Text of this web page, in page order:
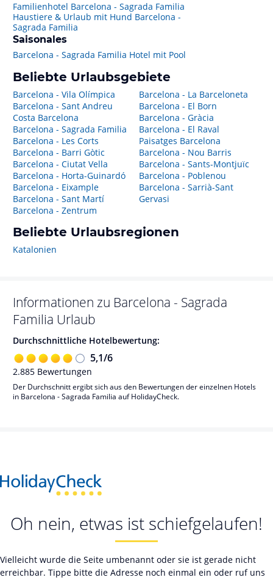
Familienhotel Barcelona - Sagrada Familia
Haustiere & Urlaub mit Hund Barcelona -
Sagrada Familia
Saisonales
Barcelona - Sagrada Familia Hotel mit Pool
Beliebte Urlaubsgebiete
Barcelona - Vila Olímpica
Barcelona - Sant Andreu
Costa Barcelona
Barcelona - Sagrada Familia
Barcelona - Les Corts
Barcelona - Barri Gòtic
Barcelona - Ciutat Vella
Barcelona - Horta-Guinardó
Barcelona - Eixample
Barcelona - Sant Martí
Barcelona - Zentrum
Barcelona - La Barceloneta
Barcelona - El Born
Barcelona - Gràcia
Barcelona - El Raval
Paisatges Barcelona
Barcelona - Nou Barris
Barcelona - Sants-Montjuïc
Barcelona - Poblenou
Barcelona - Sarrià-Sant
Gervasi
Beliebte Urlaubsregionen
Katalonien
Informationen zu Barcelona - Sagrada
Familia Urlaub
Durchschnittliche Hotelbewertung:
5,1/6
2.885 Bewertungen
Der Durchschnitt ergibt sich aus den Bewertungen der einzelnen Hotels
in Barcelona - Sagrada Familia auf HolidayCheck.
Oh nein, etwas ist schiefgelaufen!
Vielleicht wurde die Seite umbenannt oder sie ist gerade nicht
erreichbar. Tippe bitte die Adresse noch einmal ein oder ruf uns